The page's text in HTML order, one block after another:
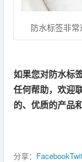
防水标签非常
如果您对防水标
任何帮助，欢迎
的、优质的产品
分享： Facebook